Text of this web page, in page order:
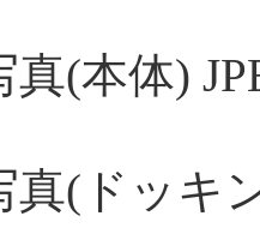
真(本体)
真(ドッキ